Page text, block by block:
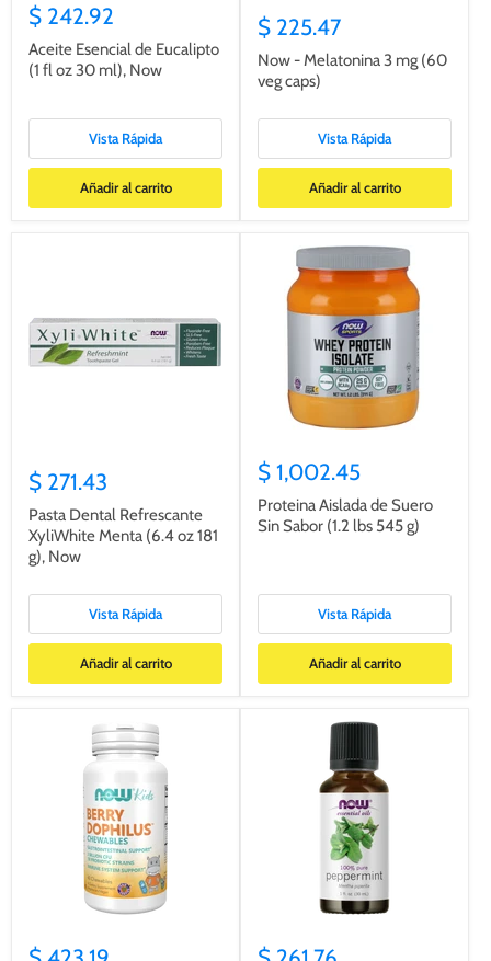
$ 242.92
Aceite Esencial de Eucalipto
(1 fl oz 30 ml), Now
Vista Rápida
Añadir al carrito
$ 225.47
Now - Melatonina 3 mg (60
veg caps)
Vista Rápida
Añadir al carrito
$ 271.43
Pasta Dental Refrescante
XyliWhite Menta (6.4 oz 181
g), Now
Vista Rápida
Añadir al carrito
$ 1,002.45
Proteina Aislada de Suero
Sin Sabor (1.2 lbs 545 g)
Vista Rápida
Añadir al carrito